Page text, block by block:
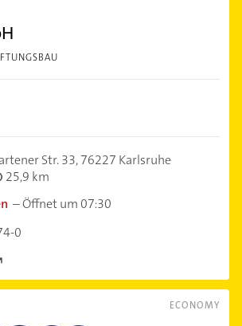
Str. 33,76227 Karlsruhe
25,9 km
–Öffnet um 07:30
0
ECONOMY